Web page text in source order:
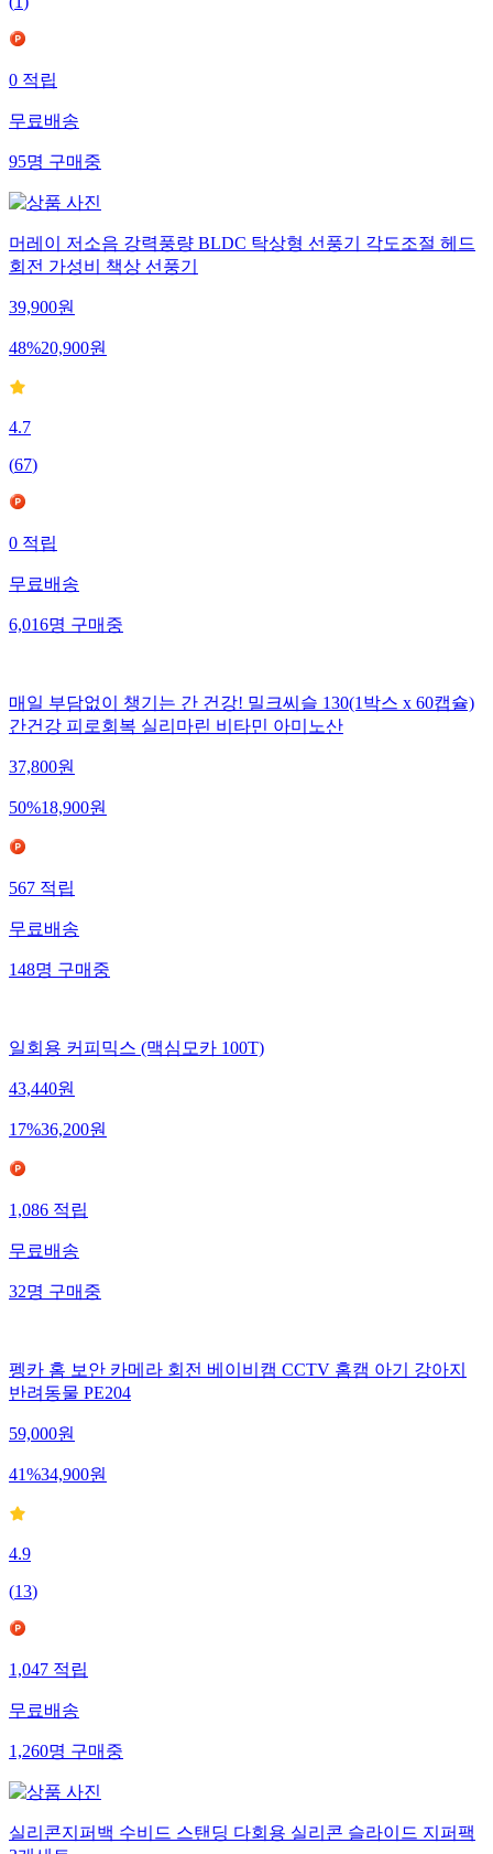
0 적립
무료배송
95명 구매중
머레이 저소음 강력풍량 BLDC 탁상형 선풍기 각도조절 헤드
회전 가성비 책상 선풍기
39,900원
48%20,900원
4.7
(67)
0 적립
무료배송
6,016명 구매중
매일 부담없이 챙기는 간 건강! 밀크씨슬 130(1박스 x 60캡슐)
간건강 피로회복 실리마린 비타민 아미노산
37,800원
50%18,900원
567 적립
무료배송
148명 구매중
일회용 커피믹스 (맥심모카 100T)
43,440원
17%36,200원
1,086적립
무료배송
32명구매중
펭카 홈 보안 카메라 회전 베이비캠 CCTV 홈캠 아기 강아지
반려동물 PE204
59,000원
41%34,900원
4.9
(13)
1,047적립
무료배송
1,260명구매중
실리콘지퍼백 수비드 스탠딩 다회용 실리콘 슬라이드 지퍼팩